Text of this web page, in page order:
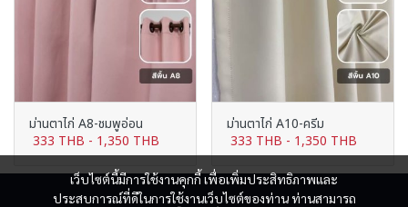
ม่านตาไก่ A8-ชมพูอ่อน
333 THB - 1,350 THB
ม่านตาไก่ A10-ครีม
333 THB - 1,350 THB
เว็บไซต์นี้มีการใช้งานคุกกี้ เพื่อเพิ่มประสิทธิภาพและ
ประสบการณ์ที่ดีในการใช้งานเว็บไซต์ของท่าน ท่านสามารถ